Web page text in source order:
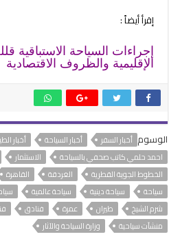
إقرأ أيضاً :
إجراءات السياحة الاستباقية
الإقليمية والظروف الاقتصادية
الوسوم أخبار السفر أخبار السياحة
أخبار
احمد حلمي كاتب صحفي بالسياحة
الاستثمار
الخطوط الجوية القطرية
الغردقة القاهرة
سياحة
سياحة دينية سياحة عالمية
شرم الشيخ
طيران عمرة فنادق
منشآت سياحية
وزارة السياحة والآثار